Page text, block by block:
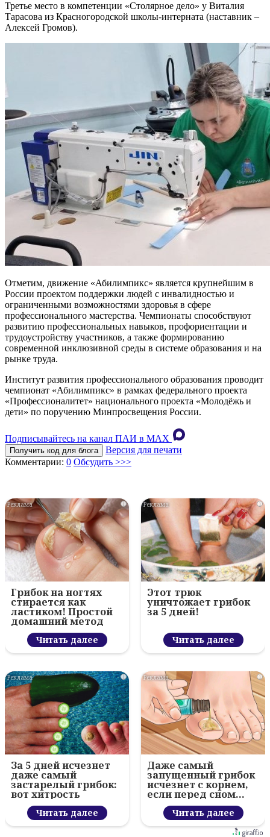
Третье место в компетенции «Столярное дело» у Виталия
Тарасова из Красногородской школы-интерната (наставник –
Алексей Громов).
Отметим, движение «Абилимпикс» является крупнейшим в
России проектом поддержки людей с инвалидностью и
ограниченными возможностями здоровья в сфере
профессионального мастерства. Чемпионаты способствуют
развитию профессиональных навыков, профориентации и
трудоустройству участников, а также формированию
современной инклюзивной среды в системе образования и на
рынке труда.
Институт развития профессионального образования проводит
чемпионат «Абилимпикс» в рамках федерального проекта
«Профессионалитет» национального проекта «Молодёжь и
дети» по поручению Минпросвещения России.
Подписывайтесь на канал ПАИ в MAХ
Получить код для блога
Версия для печати
Комментарии: 0 Обсудить >>>
i
Грибок на ногтях
стирается как
ластиком! Простой
домашний метод
Читать далее
i
Этот трюк
уничтожает грибок
за 5 дней!
Читать далее
i
За 5 дней исчезнет
даже самый
застарелый грибок:
вот хитрость
Читать далее
i
Даже самый
запущенный грибок
исчезнет с корнем,
если перед сном…
Читать далее